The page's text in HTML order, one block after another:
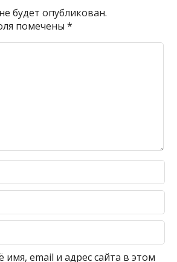
будет опубликован.
помечены*
имя, email и адрес сайта в этом